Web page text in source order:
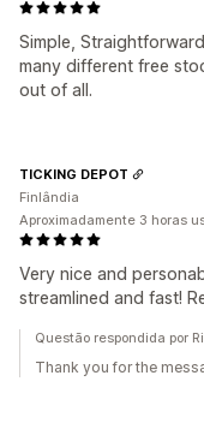
Simple,
many different free
out of all.
Very nice and
streamlined and fast!
TICKING DEPOT
Finlândia
Aproximadamente 3 horas
Questão respondida por
Thank you for the